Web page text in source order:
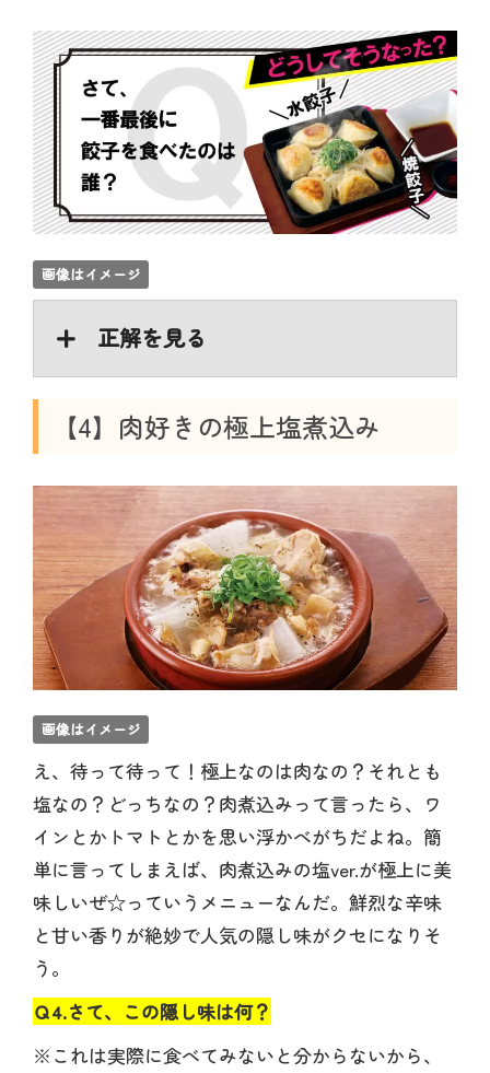
画像はイメージ
正解を見る
【4】肉好きの極上塩煮込み
画像はイメージ
え、待って待って！極上なのは肉なの？それとも
塩なの？どっちなの？肉煮込みって言ったら、ワ
インとかトマトとかを思い浮かべがちだよね。簡
単に言ってしまえば、肉煮込みの塩ver.が極上に美
味しいぜ☆っていうメニューなんだ。鮮烈な辛味
と甘い香りが絶妙で人気の隠し味がクセになりそ
う。
Ｑ4.さて、この隠し味は何？
※これは実際に食べてみないと分からないから、